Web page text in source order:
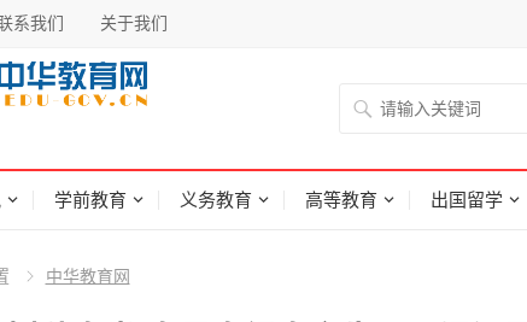
系我们 关于我们
学前教育 义务教育 高等教育 出国留学
中华教育网